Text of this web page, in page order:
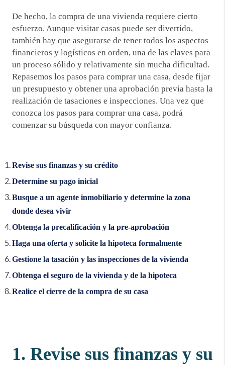
De hecho, la compra de una vivienda requiere cierto
esfuerzo. Aunque visitar casas puede ser divertido,
también hay que asegurarse de tener todos los aspectos
financieros y logísticos en orden, una de las claves para
un proceso sólido y relativamente sin mucha dificultad.
Repasemos los pasos para comprar una casa, desde fijar
un presupuesto y obtener una aprobación previa hasta la
realización de tasaciones e inspecciones. Una vez que
conozca los pasos para comprar una casa, podrá
comenzar su búsqueda con mayor confianza.
Revise sus finanzas y su crédito
Determine su pago inicial
Busque a un agente inmobiliario y determine la zona
donde desea vivir
Obtenga la precalificación y la pre-aprobación
Haga una oferta y solicite la hipoteca formalmente
Gestione la tasación y las inspecciones de la vivienda
Obtenga el seguro de la vivienda y de la hipoteca
Realice el cierre de la compra de su casa
1. Revise sus finanzas y su